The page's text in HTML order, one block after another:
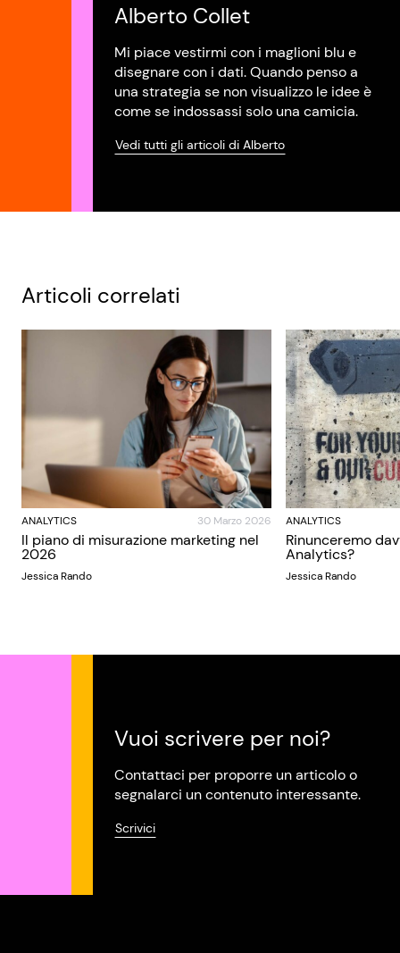
Alberto Collet
Mi piace vestirmi con i maglioni blu e
disegnare con i dati. Quando penso a
una strategia se non visualizzo le idee è
come se indossassi solo una camicia.
Vedi tutti gli articoli di Alberto
Articoli correlati
ANALYTICS 30 Marzo 2026
Il piano di misurazione marketing nel
2026
Jessica Rando
ANALYTICS
Rinunceremo
Analytics?
Jessica Rando
Vuoi scrivere per noi?
Contattaci per proporre un articolo o
segnalarci un contenuto interessante.
Scrivici